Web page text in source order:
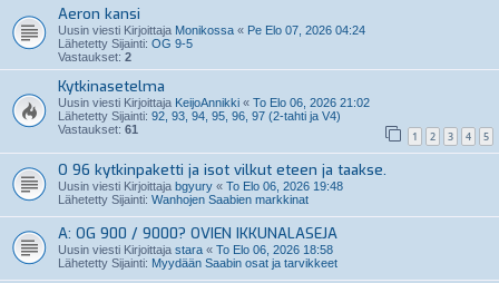
Aeron kansi
Uusin viesti Kirjoittaja Monikossa « Pe Elo 07, 2026 04:24
Lähetetty Sijainti: OG 9-5
Vastaukset: 2
Kytkinasetelma
Uusin viesti Kirjoittaja KeijoAnnikki « To Elo 06, 2026 21:02
Lähetetty Sijainti: 92, 93, 94, 95, 96, 97 (2-tahti ja V4)
Vastaukset: 61 1 2 3 4 5
O 96 kytkinpaketti ja isot vilkut eteen ja taakse.
Uusin viesti Kirjoittaja bgyury « To Elo 06, 2026 19:48
Lähetetty Sijainti: Wanhojen Saabien markkinat
A: OG 900 / 9000? OVIEN IKKUNALASEJA
Uusin viesti Kirjoittaja stara « To Elo 06, 2026 18:58
Lähetetty Sijainti: Myydään Saabin osat ja tarvikkeet